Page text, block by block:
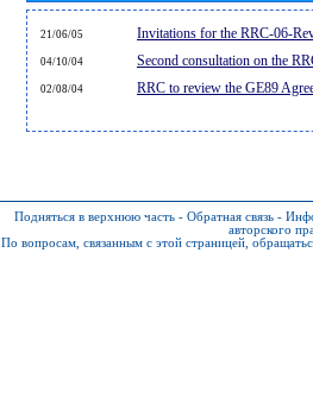
21/06/05 Invitations for the RRC-06-
04/10/04 Second consultation on the
02/08/04 RRC to review the GE89
Подняться в верхнюю часть - Обратная связь -
авторского
По вопросам, связанным с этой страницей,